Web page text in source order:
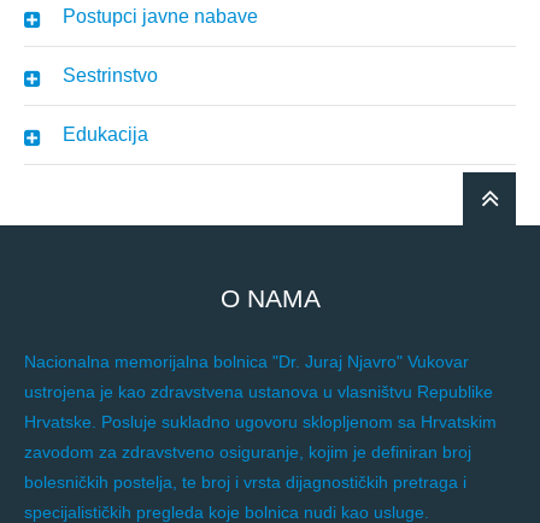
Postupci javne nabave
Sestrinstvo
Edukacija
O NAMA
Nacionalna memorijalna bolnica "Dr. Juraj Njavro" Vukovar
ustrojena je kao zdravstvena ustanova u vlasništvu Republike
Hrvatske. Posluje sukladno ugovoru sklopljenom sa Hrvatskim
zavodom za zdravstveno osiguranje, kojim je definiran broj
bolesničkih postelja, te broj i vrsta dijagnostičkih pretraga i
specijalističkih pregleda koje bolnica nudi kao usluge.